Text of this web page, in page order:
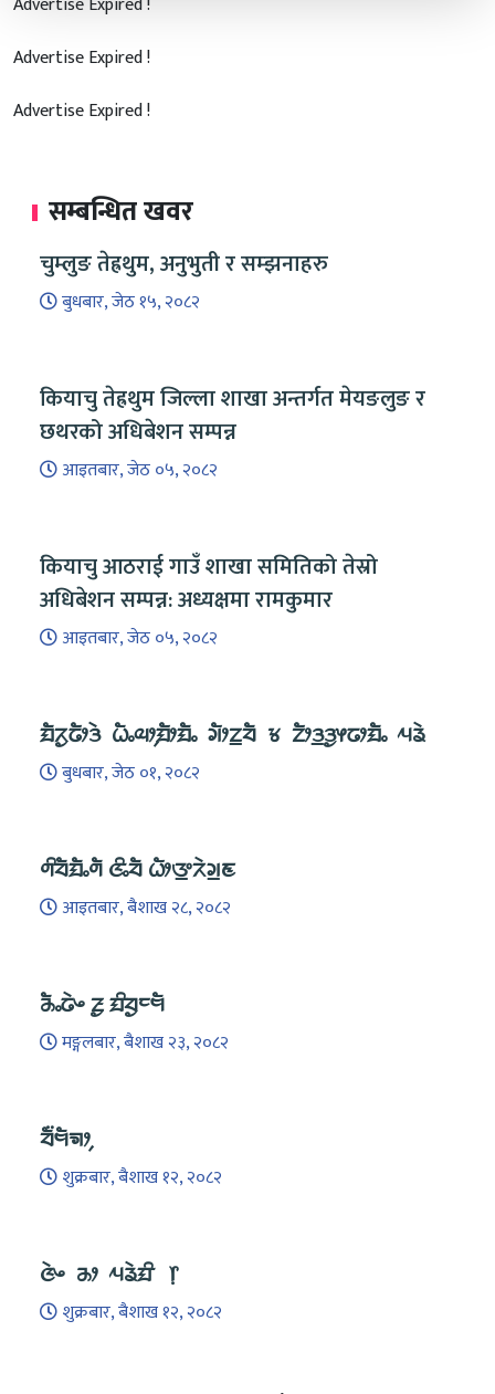
Advertise Expired !
Advertise Expired !
सम्बन्धित खवर
चुम्लुङ तेह्रथुम, अनुभुती र सम्झनाहरु
बुधबार, जेठ १५, २०८२
कियाचु तेह्रथुम जिल्ला शाखा अन्तर्गत मेयङलुङ र
छथरको अधिबेशन सम्पन्न
आइतबार, जेठ ०५, २०८२
कियाचु आठराई गाउँ शाखा समितिको तेस्रो
अधिबेशन सम्पन्न: अध्यक्षमा रामकुमार
आइतबार, जेठ ०५, २०८२
ᤀᤠᤖᤢᤒᤥᤋᤧ ᤐᤠᤱᤓᤣ᤹ᤀᤥᤀᤠᤱ ᤆᤥᤁ᤻ᤔᤠ ᤃ ᤁᤥᤋ᤻ᤋᤢᤶᤒᤣᤀᤠᤱ ᤘᤕᤧ
बुधबार, जेठ ०१, २०८२
ᤛᤡᤔᤠᤀᤠᤱᤛᤠ ᤜᤡᤱᤔᤠ ᤐᤥᤅ᤻ᤖᤧᤆ᤻ᤇ
आइतबार, बैशाख २८, २०८२
ᤌᤠᤱᤒᤧᤴ ᤏᤢ ᤀᤡᤔᤢᤰᤗᤠ
मङ्गलबार, बैशाख २३, २०८२
ᤔᤠ᤺ᤗᤠᤈᤣ᤹
शुक्रबार, बैशाख १२, २०८२
ᤜᤧᤴ ᤌᤣ ᤘᤕᤧᤀᤡ ᥅
शुक्रबार, बैशाख १२, २०८२